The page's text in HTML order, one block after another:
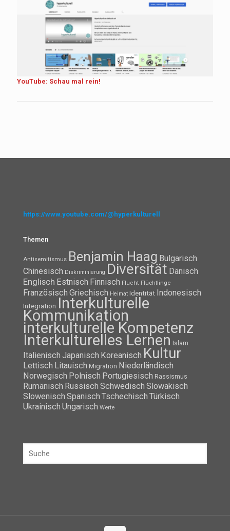
YouTube: Schau mal rein!
https://www.youtube.com/@hyperkulturell
Themen
Antisemitismus Benjamin Haag Bulgarisch
Chinesisch Diskriminierung Diversität Dänisch
Englisch Estnisch Finnisch Flucht Flüchtlinge
Französisch Griechisch Heimat Identität Indonesisch
Integration Interkulturelle
Kommunikation
interkulturelle Kompetenz
Interkulturelles Lernen Islam
Italienisch Japanisch Koreanisch Kultur
Lettisch Litauisch Migration Niederländisch
Norwegisch Polnisch Portugiesisch Rassismus
Rumänisch Russisch Schwedisch Slowakisch
Slowenisch Spanisch Tschechisch Türkisch
Ukrainisch Ungarisch Werte